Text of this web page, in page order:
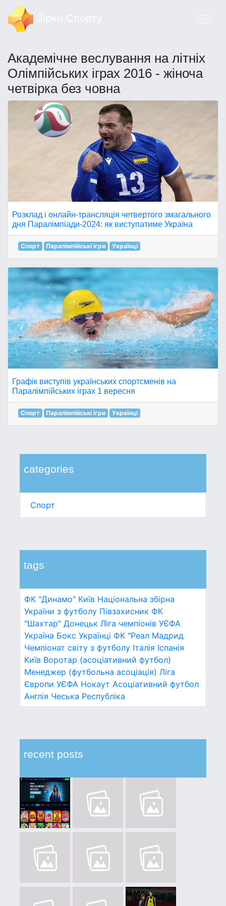
Академічне веслування на літніх
Олімпійських іграх 2016 - жіноча
четвірка без човна
categories
Спорт
tags
ФК "Динамо" Київ Національна збірна
України з футболу Півзахисник ФК
"Шахтар" Донецьк Ліга чемпіонів УЄФА
Україна Бокс Українці ФК "Реал Мадрид
Чемпіонат світу з футболу Італія Іспанія
Київ Воротар (асоціативний футбол)
Менеджер (футбольна асоціація) Ліга
Європи УЄФА Нокаут Асоціативний футбол
Англія Чеська Республіка
recent posts
Розклад і онлайн-трансляція четвертого змагального
дня Паралімпіади-2024: як виступатиме Україна
Спорт Паралімпійські ігри Українці
Графік виступів українських спортсменів на
Паралімпійських іграх 1 вересня
Спорт Паралімпійські ігри Українці